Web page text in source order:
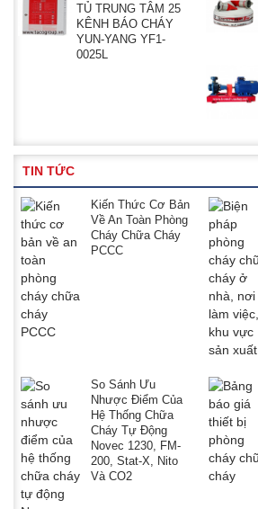
TỦ TRUNG TÂM 25
KÊNH BÁO CHÁY
YUN-YANG YF1-
0025L
TIN TỨC
Kiến Thức Cơ Bản
Về An Toàn Phòng
Cháy Chữa Cháy
PCCC
So Sánh Ưu
Nhược Điểm Của
Hệ Thống Chữa
Cháy Tự Động
Novec 1230, FM-
200, Stat-X, Nito
Và CO2